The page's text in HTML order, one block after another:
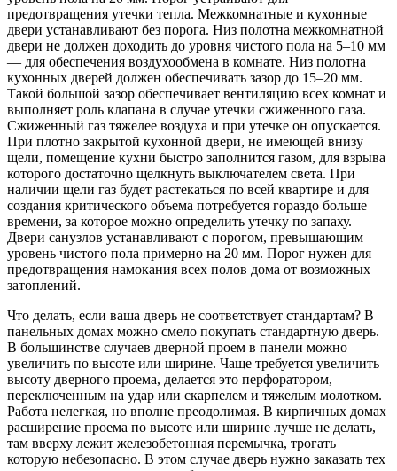
предотвращения утечки тепла. Межкомнатные и кухонные
двери устанавливают без порога. Низ полотна межкомнатной
двери не должен доходить до уровня чистого пола на 5–10 мм
— для обеспечения воздухообмена в комнате. Низ полотна
кухонных дверей должен обеспечивать зазор до 15–20 мм.
Такой большой зазор обеспечивает вентиляцию всех комнат и
выполняет роль клапана в случае утечки сжиженного газа.
Сжиженный газ тяжелее воздуха и при утечке он опускается.
При плотно закрытой кухонной двери, не имеющей внизу
щели, помещение кухни быстро заполнится газом, для взрыва
которого достаточно щелкнуть выключателем света. При
наличии щели газ будет растекаться по всей квартире и для
создания критического объема потребуется гораздо больше
времени, за которое можно определить утечку по запаху.
Двери санузлов устанавливают с порогом, превышающим
уровень чистого пола примерно на 20 мм. Порог нужен для
предотвращения намокания всех полов дома от возможных
затоплений.
Что делать, если ваша дверь не соответствует стандартам? В
панельных домах можно смело покупать стандартную дверь.
В большинстве случаев дверной проем в панели можно
увеличить по высоте или ширине. Чаще требуется увеличить
высоту дверного проема, делается это перфоратором,
переключенным на удар или скарпелем и тяжелым молотком.
Работа нелегкая, но вполне преодолимая. В кирпичных домах
расширение проема по высоте или ширине лучше не делать,
там вверху лежит железобетонная перемычка, трогать
которую небезопасно. В этом случае дверь нужно заказать тех